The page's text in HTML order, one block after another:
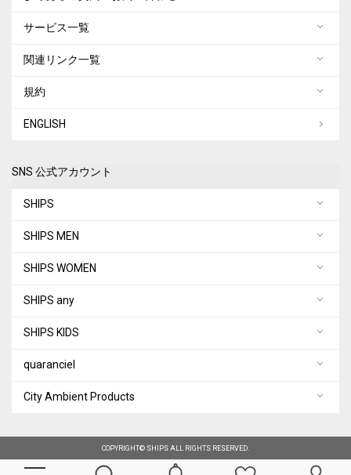
サービス一覧
関連リンク一覧
規約
ENGLISH
SNS 公式アカウント
SHIPS
SHIPS MEN
SHIPS WOMEN
SHIPS any
SHIPS KIDS
quaranciel
City Ambient Products
COPYRIGHT© SHIPS ALL RIGHTS RESERVED.